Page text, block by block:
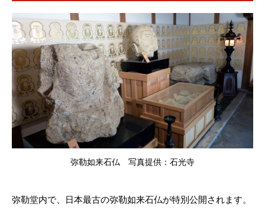
弥勒如来石仏 写真提供：石光寺
弥勒堂内で、日本最古の弥勒如来石仏が特別公開されます。